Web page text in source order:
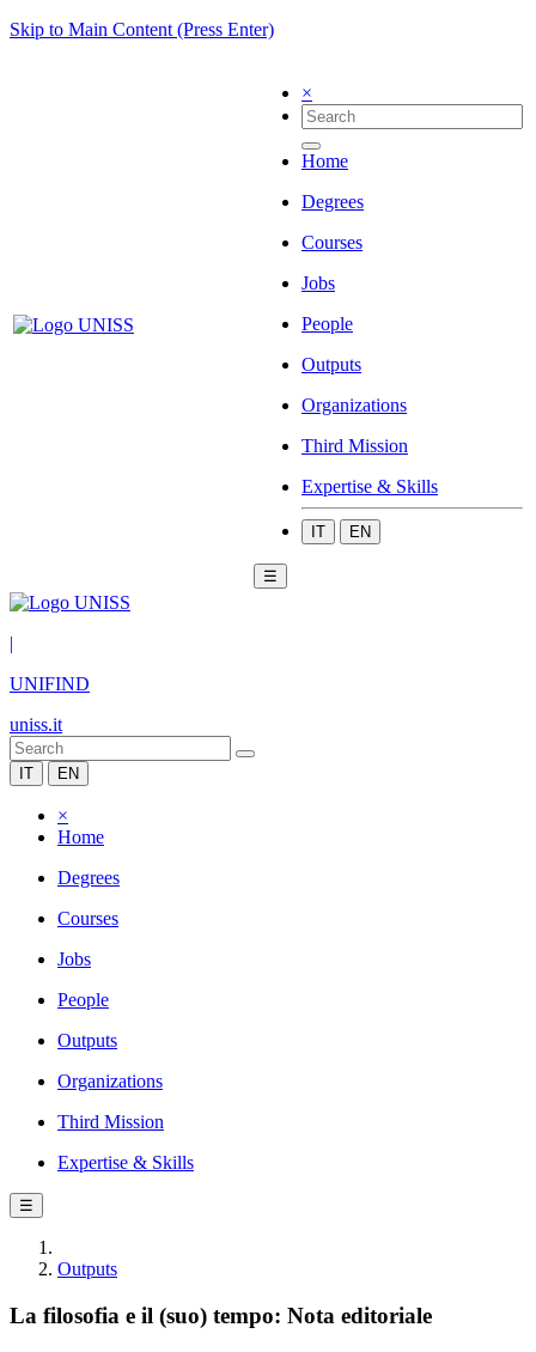
Skip to Main Content (Press Enter)
×
Home
Degrees
Courses
Jobs
People
Outputs
Organizations
Third Mission
Expertise & Skills
IT EN
☰
|
UNIFIND
uniss.it
IT EN
×
Home
Degrees
Courses
Jobs
People
Outputs
Organizations
Third Mission
Expertise & Skills
☰
Outputs
La filosofia e il (suo) tempo: Nota editoriale